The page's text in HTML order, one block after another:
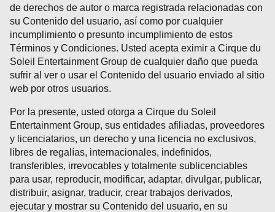
de derechos de autor o marca registrada relacionadas con
su Contenido del usuario, así como por cualquier
incumplimiento o presunto incumplimiento de estos
Términos y Condiciones. Usted acepta eximir a Cirque du
Soleil Entertainment Group de cualquier daño que pueda
sufrir al ver o usar el Contenido del usuario enviado al sitio
web por otros usuarios.
Por la presente, usted otorga a Cirque du Soleil
Entertainment Group, sus entidades afiliadas, proveedores
y licenciatarios, un derecho y una licencia no exclusivos,
libres de regalías, internacionales, indefinidos,
transferibles, irrevocables y totalmente sublicenciables
para usar, reproducir, modificar, adaptar, divulgar, publicar,
distribuir, asignar, traducir, crear trabajos derivados,
ejecutar y mostrar su Contenido del usuario, en su